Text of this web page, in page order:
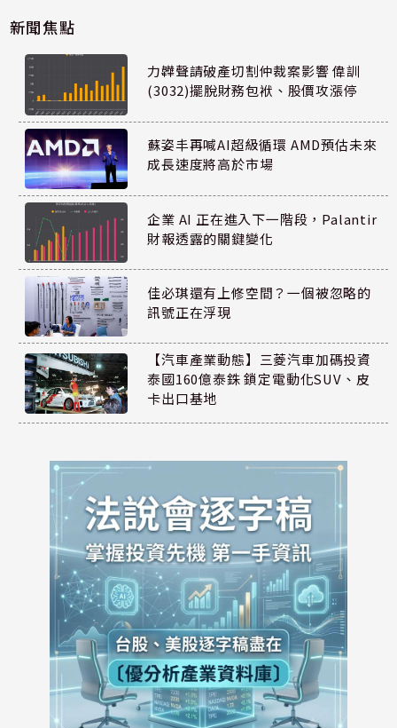
新聞焦點
力韡聲請破產切割仲裁案影響 偉訓
(3032)擺脫財務包袱、股價攻漲停
蘇姿丰再喊AI超級循環 AMD預估未來
成長速度將高於市場
企業 AI 正在進入下一階段，Palantir
財報透露的關鍵變化
佳必琪還有上修空間？一個被忽略的
訊號正在浮現
【汽車產業動態】三菱汽車加碼投資
泰國160億泰銖 鎖定電動化SUV、皮
卡出口基地